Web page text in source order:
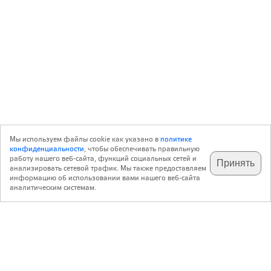
подпишитесь на наш
телеграм @archi_ru
✕
с 20 июля 1999 г.
Мы используем файлы cookie как указано вполитике
конфиденциальности, чтобы обеспечивать правильную
работу нашего веб-сайта, функций социальных сетей и
анализировать сетевой трафик. Мы также предоставляем
информацию об использовании вами нашего веб-сайта
аналитическим системам.
Принять